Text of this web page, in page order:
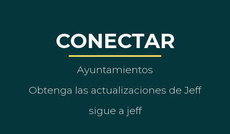
CONECTAR
Ayuntamientos
Obtenga las actualizaciones de Jeff
sigue a jeff